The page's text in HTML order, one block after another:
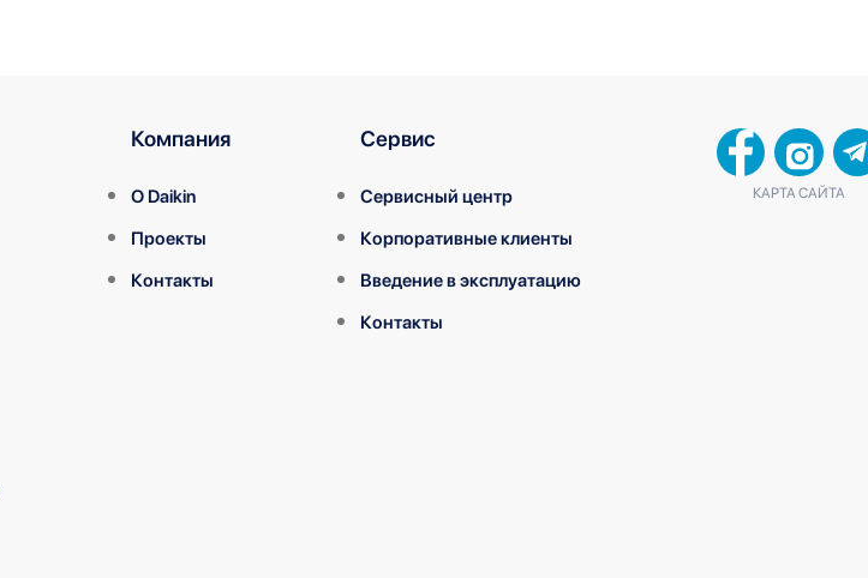
Компания
О Daikin
Проекты
Контакты
Сервис
Сервисный центр
Корпоративные клиенты
Введение в эксплуатацию
Контакты
КАРТА САЙТА